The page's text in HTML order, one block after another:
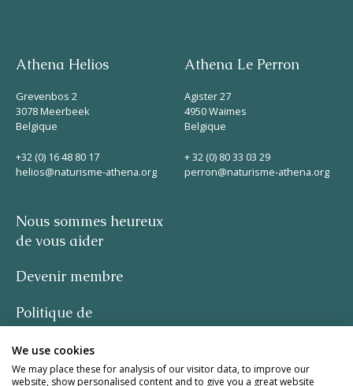
Athena Helios
Grevenbos 2
3078 Meerbeek
Belgique
+32 (0) 16 48 80 17
helios@naturisme-athena.org
Athena Le Perron
Agister 27
4950 Waimes
Belgique
+ 32 (0) 80 33 03 29
perron@naturisme-athena.org
Nous sommes heureux
de vous aider
Devenir membre
Politique de
-
We use cookies
We may place these for analysis of our visitor data, to improve our
website, show personalised content and to give you a great website